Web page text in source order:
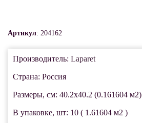
Артикул: 204162
Производитель: Laparet
Страна: Россия
Размеры, см: 40.2x40.2 (0.161604 м2)
В упаковке, шт: 10 ( 1.61604 м2 )